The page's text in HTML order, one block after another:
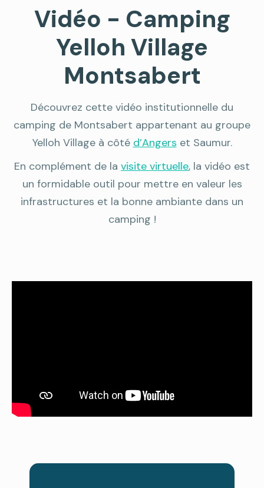
Vidéo - Camping
Yelloh Village
Montsabert
Découvrez cette vidéo institutionnelle du
camping de Montsabert appartenant au groupe
Yelloh Village à côté d’Angers et Saumur.
En complément de la visite virtuelle, la vidéo est
un formidable outil pour mettre en valeur les
infrastructures et la bonne ambiante dans un
camping !